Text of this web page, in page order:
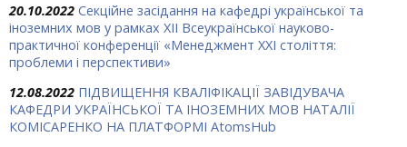
20.10.2022 Секційне засідання на кафедрі української та
іноземних мов у рамках XII Всеукраїнської науково-
практичної конференції «Менеджмент ХХІ століття:
проблеми і перспективи»
12.08.2022 ПІДВИЩЕННЯ КВАЛІФІКАЦІЇ ЗАВІДУВАЧА
КАФЕДРИ УКРАЇНСЬКОЇ ТА ІНОЗЕМНИХ МОВ НАТАЛІЇ
КОМІСАРЕНКО НА ПЛАТФОРМІ AtomsHub